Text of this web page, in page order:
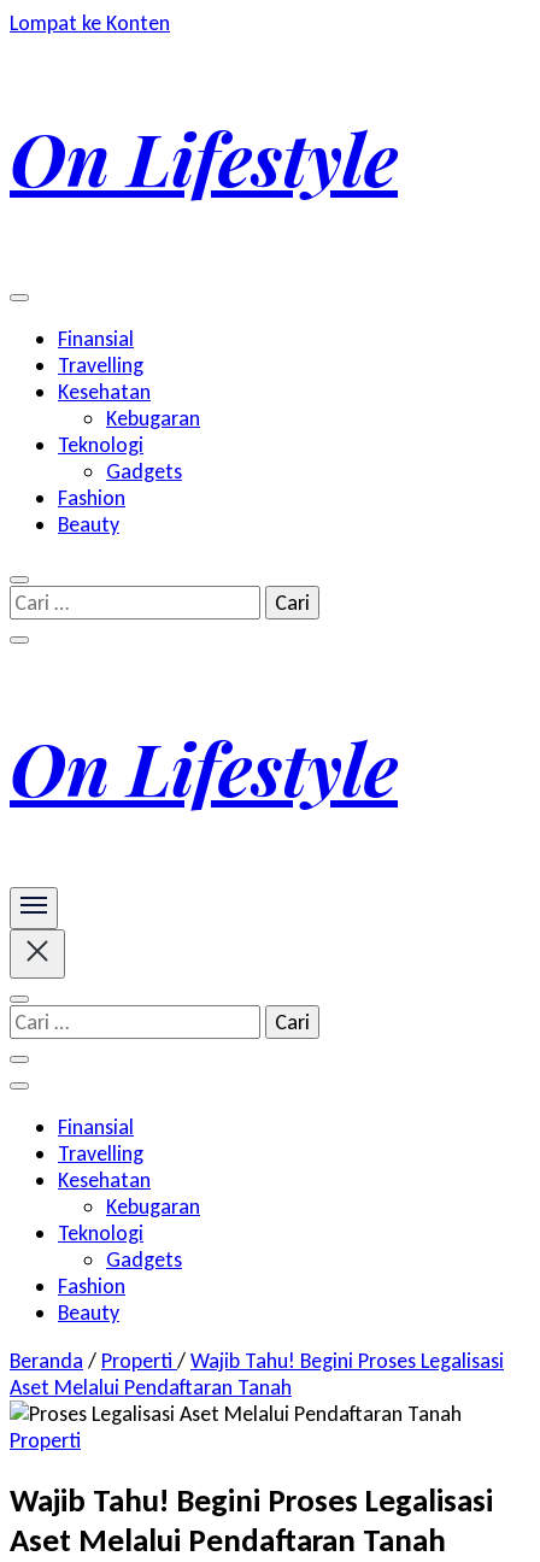
Lompat ke Konten
On Lifestyle
Finansial
Travelling
Kesehatan
Kebugaran
Teknologi
Gadgets
Fashion
Beauty
Cari
untuk:
On Lifestyle
Cari
untuk:
Finansial
Travelling
Kesehatan
Kebugaran
Teknologi
Gadgets
Fashion
Beauty
Beranda / Properti /Wajib Tahu! Begini Proses Legalisasi
Aset Melalui Pendaftaran Tanah
Properti
Wajib Tahu! Begini Proses Legalisasi
Aset Melalui Pendaftaran Tanah